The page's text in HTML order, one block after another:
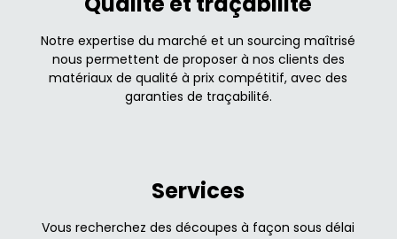
Notre expertise du marché et un sourcing maîtrisé
nous permettent de proposer à nos clients des
matériaux de qualité à prix compétitif, avec des
garanties de traçabilité.
Services
Vous recherchez des découpes à façon sous délai